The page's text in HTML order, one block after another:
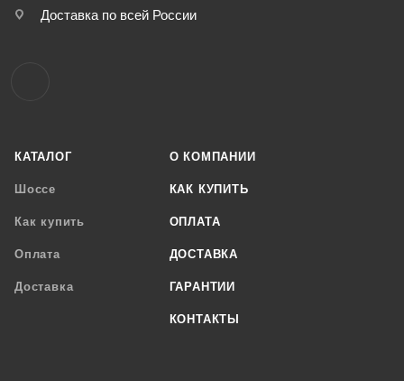
КАТАЛОГ
Шоссе
Как купить
Оплата
Доставка
О КОМПАНИИ
КАК КУПИТЬ
ОПЛАТА
ДОСТАВКА
ГАРАНТИИ
КОНТАКТЫ
Доставка по всей России